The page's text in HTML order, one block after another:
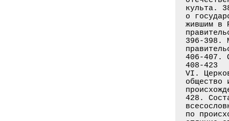
культа.
о
жившим в
396-398.
406-407.
408-423
VI.
общество
428.
по